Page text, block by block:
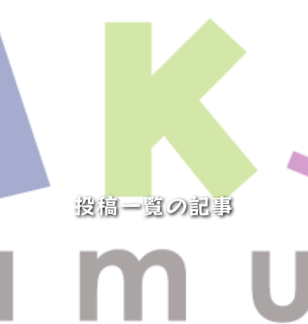
投稿一覧の記事